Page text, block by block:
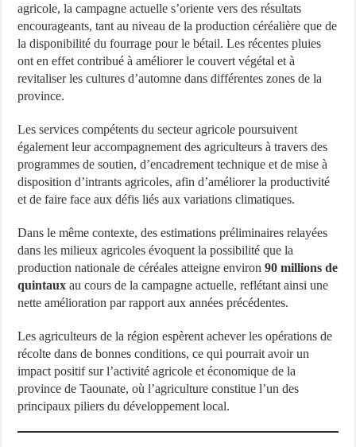
agricole, la campagne actuelle s’oriente vers des résultats
encourageants, tant au niveau de la production céréalière que de
la disponibilité du fourrage pour le bétail. Les récentes pluies
ont en effet contribué à améliorer le couvert végétal et à
revitaliser les cultures d’automne dans différentes zones de la
province.
Les services compétents du secteur agricole poursuivent
également leur accompagnement des agriculteurs à travers des
programmes de soutien, d’encadrement technique et de mise à
disposition d’intrants agricoles, afin d’améliorer la productivité
et de faire face aux défis liés aux variations climatiques.
Dans le même contexte, des estimations préliminaires relayées
dans les milieux agricoles évoquent la possibilité que la
production nationale de céréales atteigne environ90 millions de
quintaux au cours de la campagne actuelle, reflétant ainsi une
nette amélioration par rapport aux années précédentes.
Les agriculteurs de la région espèrent achever les opérations de
récolte dans de bonnes conditions, ce qui pourrait avoir un
impact positif sur l’activité agricole et économique de la
province de Taounate, où l’agriculture constitue l’un des
principaux piliers du développement local.